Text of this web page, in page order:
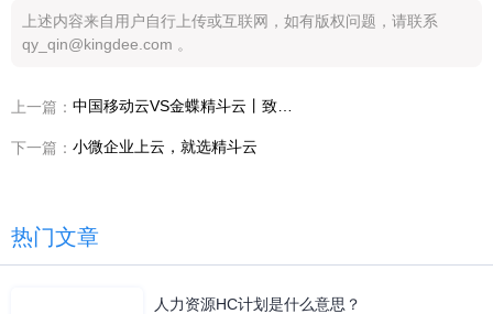
上述内容来自用户自行上传或互联网，如有版权问题，请联系
qy_qin@kingdee.com 。
上一篇：
下一篇： 小微企业上云，就选精斗云
热门文章
人力资源HC计划是什么意思？